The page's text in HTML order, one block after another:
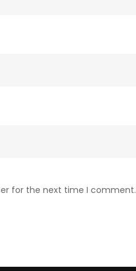
for the next time I comment.